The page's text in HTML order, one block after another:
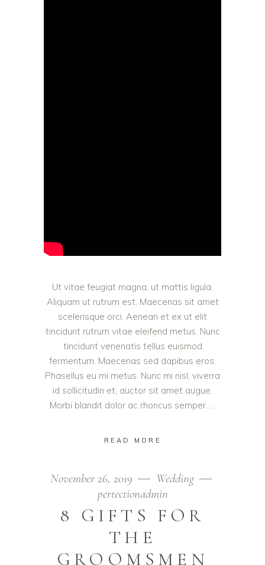
Ut vitae feugiat magna, ut mattis ligula.
Aliquam ut rutrum est. Maecenas sit amet
scelerisque orci. Aenean et ex ut elit
tincidunt rutrum vitae eleifend metus. Nunc
tincidunt venenatis tellus euismod
fermentum. Maecenas sed dapibus eros.
Phasellus eu mi metus. Nunc mi nisl, viverra
id sollicitudin et, auctor sit amet augue.
Morbi blandit dolor ac rhoncus semper.
READ MORE
November 26, 2019
Wedding
pertectionadmin
8 GIFTS FOR
THE
GROOMSMEN